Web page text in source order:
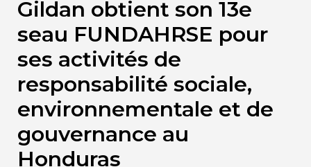
Médias
Carrières
Contact
Page d’accueil de Gildan et
HanesBrands
Gildan obtient son 13e
seau FUNDAHRSE pour
ses activités de
responsabilité sociale,
environnementale et de
gouvernance au
Honduras